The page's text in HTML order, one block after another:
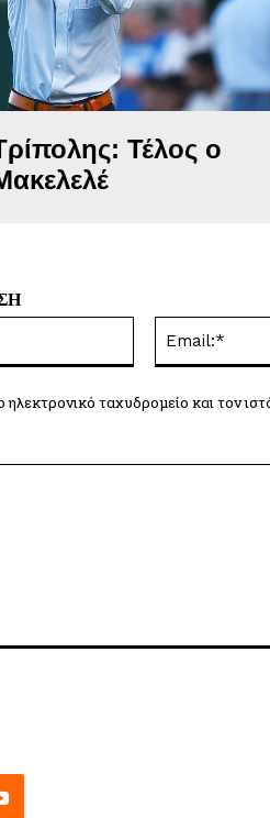
Τέλος ο
ταχυδρομείο και τον